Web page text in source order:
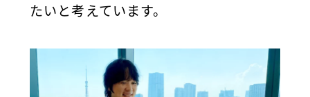
たいと考えています。